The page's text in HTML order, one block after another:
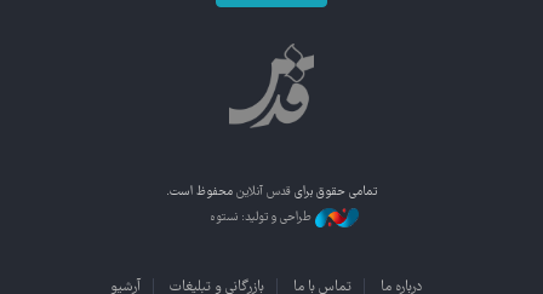
تمامی حقوق برای قدس آنلاین محفوظ است.
طراحی و تولید: نستوه
درباره ما تماس با ما بازرگانی و تبلیغات آرشیو